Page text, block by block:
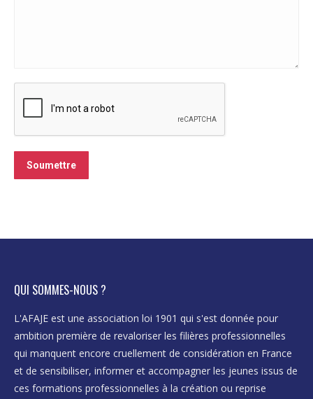
Soumettre
QUI SOMMES-NOUS ?
L'AFAJE est une association loi 1901 qui s'est donnée pour
ambition première de revaloriser les filières professionnelles
qui manquent encore cruellement de considération en France
et de sensibiliser, informer et accompagner les jeunes issus de
ces formations professionnelles à la création ou reprise